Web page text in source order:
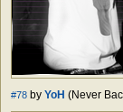
#78 by YoH (Never